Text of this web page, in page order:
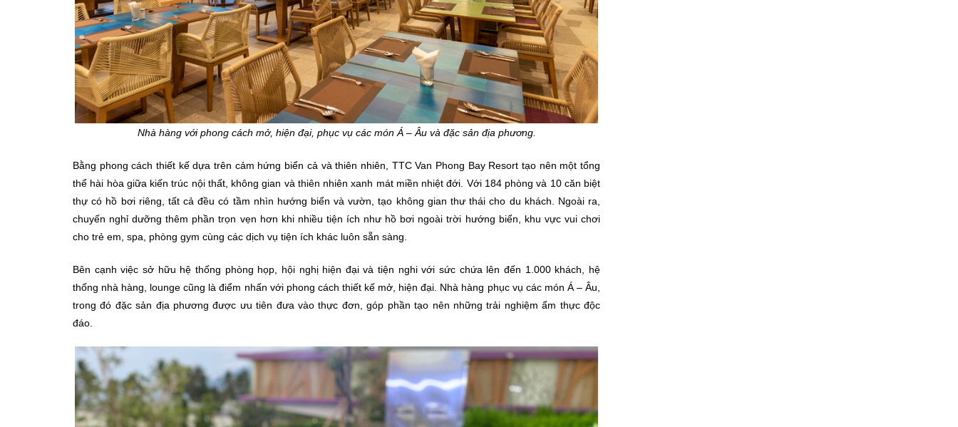
Nhà hàng với phong cách mở, hiện đại, phục vụ các món Á – Âu và đặc sản địa phương.
Bằng phong cách thiết kế dựa trên cảm hứng biển cả và thiên nhiên, TTC Van Phong Bay Resort tạo nên một tổng
thể hài hòa giữa kiến trúc nội thất, không gian và thiên nhiên xanh mát miền nhiệt đới. Với 184 phòng và 10 căn biệt
thự có hồ bơi riêng, tất cả đều có tầm nhìn hướng biển và vườn, tạo không gian thư thái cho du khách. Ngoài ra,
chuyến nghỉ dưỡng thêm phần trọn vẹn hơn khi nhiều tiện ích như hồ bơi ngoài trời hướng biển, khu vực vui chơi
cho trẻ em, spa, phòng gym cùng các dịch vụ tiện ích khác luôn sẵn sàng.
Bên cạnh việc sở hữu hệ thống phòng họp, hội nghị hiện đại và tiện nghi với sức chứa lên đến 1.000 khách, hệ
thống nhà hàng, lounge cũng là điểm nhấn với phong cách thiết kế mở, hiện đại. Nhà hàng phục vụ các món Á – Âu,
trong đó đặc sản địa phương được ưu tiên đưa vào thực đơn, góp phần tạo nên những trải nghiệm ẩm thực độc
đáo.